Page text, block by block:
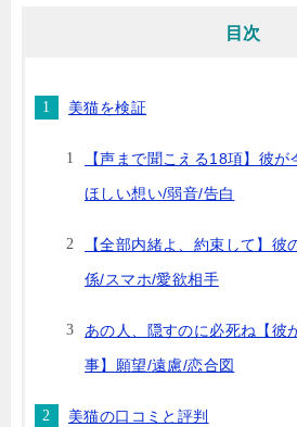
目次
美猫を検証
【声まで聞こえる18項】彼
ほしい想い/弱音/告白
【全部内緒よ、約束して】
係/スマホ/愛欲相手
あの人、隠すのに必死ね【彼
事】願望/遠慮/恋合図
美猫の口コミと評判